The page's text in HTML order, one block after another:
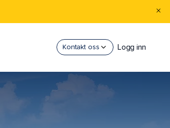
Kontakt oss Logg inn